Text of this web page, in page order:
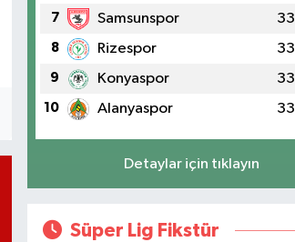
7 Samsunspor 33
8 Rizespor 33
9 Konyaspor 33
10 Alanyaspor 33
Detaylar için tıklayın
Süper Lig Fikstür